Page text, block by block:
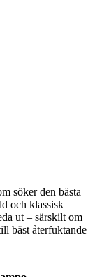
söker den bästa
och klassisk
ut – särskilt om
bäst återfuktande